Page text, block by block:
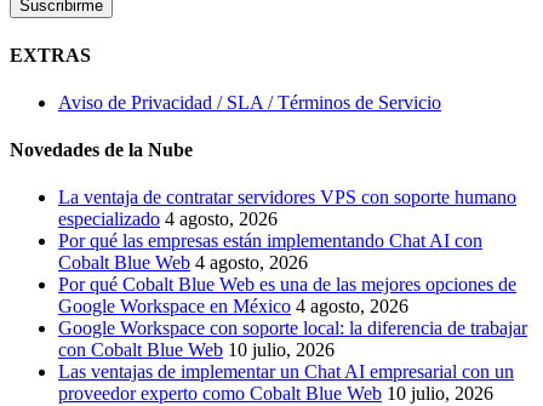
EXTRAS
Aviso de Privacidad / SLA / Términos de Servicio
Novedades de la Nube
La ventaja de contratar servidores VPS con soporte humano
especializado 4 agosto, 2026
Por qué las empresas están implementando Chat AI con
Cobalt Blue Web 4 agosto, 2026
Por qué Cobalt Blue Web es una de las mejores opciones de
Google Workspace en México 4 agosto, 2026
Google Workspace con soporte local: la diferencia de trabajar
con Cobalt Blue Web 10 julio, 2026
Las ventajas de implementar un Chat AI empresarial con un
proveedor experto como Cobalt Blue Web 10 julio, 2026